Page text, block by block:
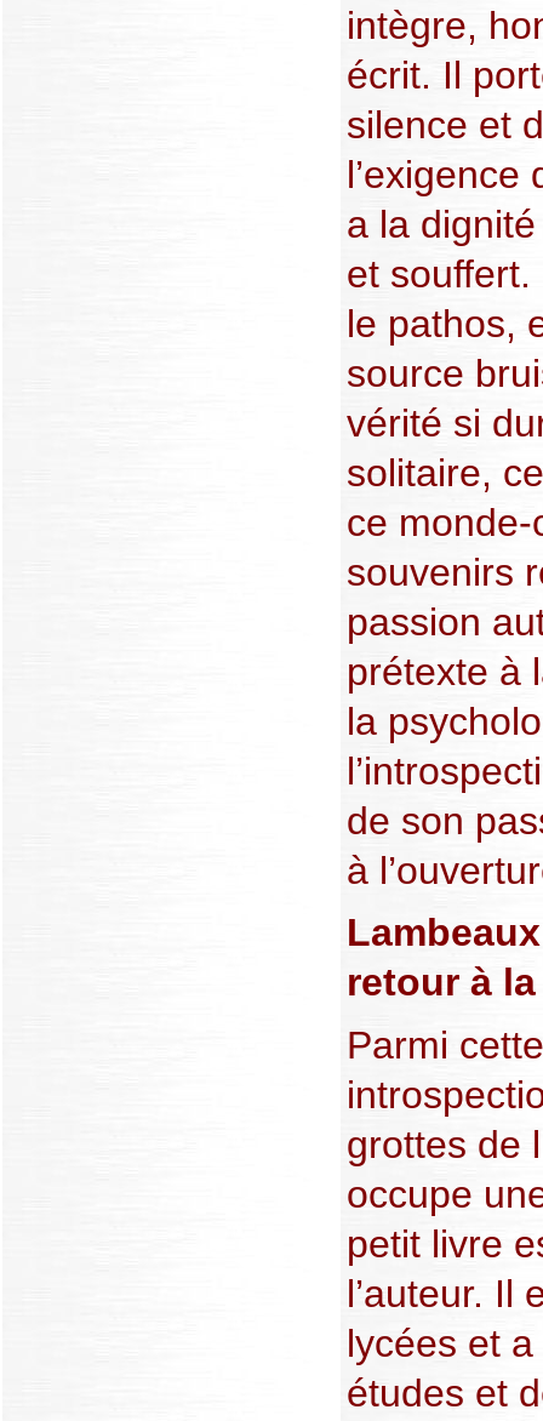
intègre,
écrit. Il
silence et
l’exigence
a la
et
le pathos,
source
vérité si
solitaire,
ce
souvenirs
passion
prétexte à
la
de son
à
retour à
Parmi
grottes de
occupe
petit livre
l’auteur. Il
lycées et
études et